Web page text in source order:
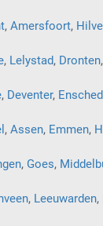
, Amersfoort,
, Lelystad, Dronten,
, Deventer,
, Assen, Emmen,
, Goes,
, Leeuwarden,